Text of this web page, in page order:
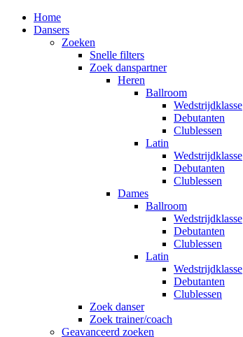
Home
Dansers
Zoeken
Snelle filters
Zoek danspartner
Heren
Ballroom
Wedstrijdklasse
Debutanten
Clublessen
Latin
Wedstrijdklasse
Debutanten
Clublessen
Dames
Ballroom
Wedstrijdklasse
Debutanten
Clublessen
Latin
Wedstrijdklasse
Debutanten
Clublessen
Zoek danser
Zoek trainer/coach
Geavanceerd zoeken